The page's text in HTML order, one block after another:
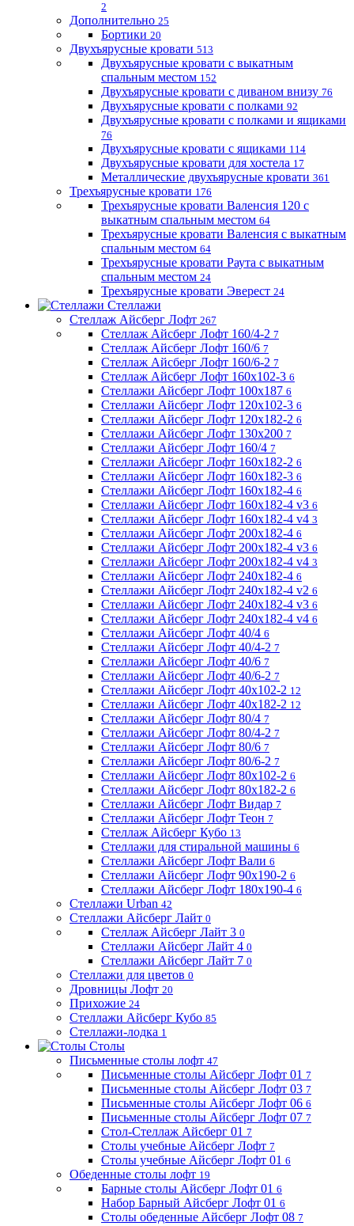
2
Дополнительно 25
Бортики 20
Двухъярусные кровати 513
Двухъярусные кровати с выкатным
спальным местом 152
Двухъярусные кровати с диваном внизу 76
Двухъярусные кровати с полками 92
Двухъярусные кровати с полками и ящиками
76
Двухъярусные кровати с ящиками 114
Двухъярусные кровати для хостела 17
Металлические двухъярусные кровати 361
Трехъярусные кровати 176
Трехъярусные кровати Валенсия 120 с
выкатным спальным местом 64
Трехъярусные кровати Валенсия с выкатным
спальным местом 64
Трехъярусные кровати Раута с выкатным
спальным местом 24
Трехъярусные кровати Эверест 24
Стеллажи
Стеллаж Айсберг Лофт 267
Стеллаж Айсберг Лофт 160/4-2 7
Стеллаж Айсберг Лофт 160/6 7
Стеллаж Айсберг Лофт 160/6-2 7
Стеллаж Айсберг Лофт 160х102-3 6
Стеллажи Айсберг Лофт 100х187 6
Стеллажи Айсберг Лофт 120х102-3 6
Стеллажи Айсберг Лофт 120х182-2 6
Стеллажи Айсберг Лофт 130х200 7
Стеллажи Айсберг Лофт 160/4 7
Стеллажи Айсберг Лофт 160х182-2 6
Стеллажи Айсберг Лофт 160х182-3 6
Стеллажи Айсберг Лофт 160х182-4 6
Стеллажи Айсберг Лофт 160х182-4 v3 6
Стеллажи Айсберг Лофт 160х182-4 v4 3
Стеллажи Айсберг Лофт 200х182-4 6
Стеллажи Айсберг Лофт 200х182-4 v3 6
Стеллажи Айсберг Лофт 200х182-4 v4 3
Стеллажи Айсберг Лофт 240х182-4 6
Стеллажи Айсберг Лофт 240х182-4 v2 6
Стеллажи Айсберг Лофт 240х182-4 v3 6
Стеллажи Айсберг Лофт 240х182-4 v4 6
Стеллажи Айсберг Лофт 40/4 6
Стеллажи Айсберг Лофт 40/4-2 7
Стеллажи Айсберг Лофт 40/6 7
Стеллажи Айсберг Лофт 40/6-2 7
Стеллажи Айсберг Лофт 40х102-2 12
Стеллажи Айсберг Лофт 40х182-2 12
Стеллажи Айсберг Лофт 80/4 7
Стеллажи Айсберг Лофт 80/4-2 7
Стеллажи Айсберг Лофт 80/6 7
Стеллажи Айсберг Лофт 80/6-2 7
Стеллажи Айсберг Лофт 80х102-2 6
Стеллажи Айсберг Лофт 80х182-2 6
Стеллажи Айсберг Лофт Видар 7
Стеллажи Айсберг Лофт Теон 7
Стеллаж Айсберг Кубо 13
Стеллажи для стиральной машины 6
Стеллажи Айсберг Лофт Вали 6
Стеллажи Айсберг Лофт 90х190-2 6
Стеллажи Айсберг Лофт 180х190-4 6
Стеллажи Urban 42
Стеллажи Айсберг Лайт 0
Стеллаж Айсберг Лайт 3 0
Стеллажи Айсберг Лайт 4 0
Стеллажи Айсберг Лайт 7 0
Стеллажи для цветов 0
Дровницы Лофт 20
Прихожие 24
Стеллажи Айсберг Кубо 85
Стеллажи-лодка 1
Столы
Письменные столы лофт 47
Письменные столы Айсберг Лофт 01 7
Письменные столы Айсберг Лофт 03 7
Письменные столы Айсберг Лофт 06 6
Письменные столы Айсберг Лофт 07 7
Стол-Стеллаж Айсберг 01 7
Столы учебные Айсберг Лофт 7
Столы учебные Айсберг Лофт 01 6
Обеденные столы лофт 19
Барные столы Айсберг Лофт 01 6
Набор Барный Айсберг Лофт 01 6
Столы обеденные Айсберг Лофт 08 7